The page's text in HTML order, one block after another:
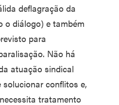
deflagração da
o diálogo) e também
para
Não há
atuação sindical
conflitos e,
tratamento